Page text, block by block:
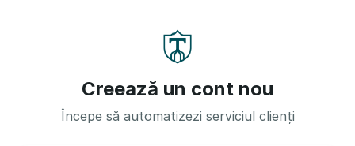
Creează un cont nou
Începe să automatizezi serviciul clienți